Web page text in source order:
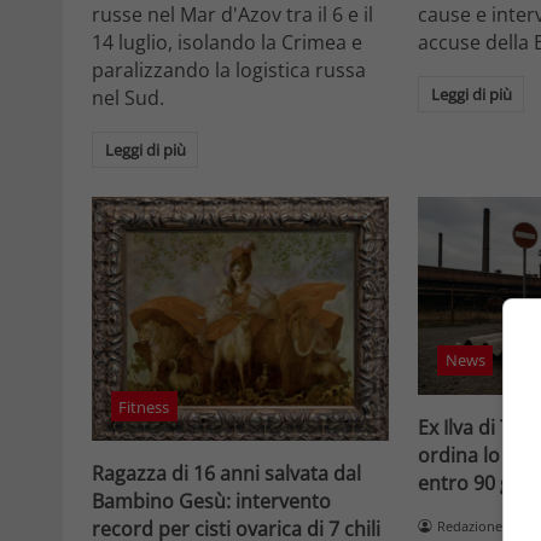
russe nel Mar d'Azov tra il 6 e il
14 luglio, isolando la Crimea e
paralizzando la logistica russa
nel Sud.
Leggi di più
cause e
accuse della
Leggi di più
Fitness
Ragazza di 16 anni salvata dal
Bambino Gesù: intervento
record per cisti ovarica di 7 chili
News
Ex Ilva di
ordina lo
entro 90
Redazione